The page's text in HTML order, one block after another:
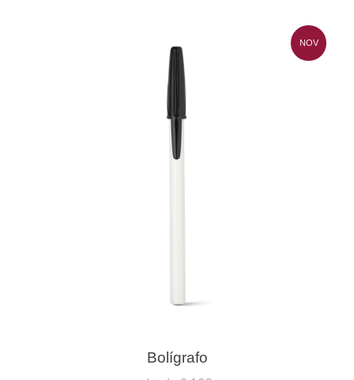
NOV
Bolígrafo